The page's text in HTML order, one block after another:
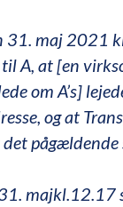
31. maj 2021
A, at [en
om A’s]
og at
pågældende
majkl.12.17